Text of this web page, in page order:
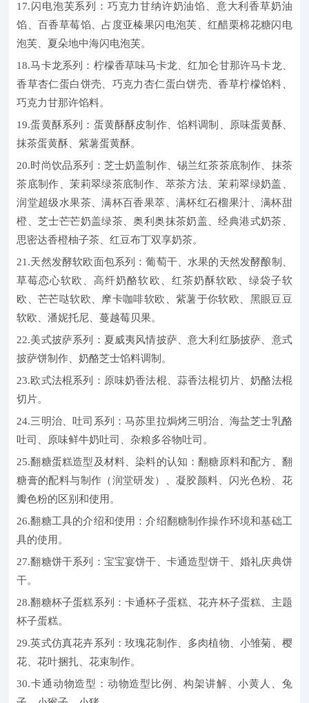
17.闪电泡芙系列：巧克力甘纳许奶油馅、意大利香草奶油
馅、百香草莓馅、占度亚榛果闪电泡芙、红醋栗棉花糖闪电
泡芙、夏朵地中海闪电泡芙。
18.马卡龙系列：柠檬香草味马卡龙、红加仑甘那许马卡龙、
香草杏仁蛋白饼壳、巧克力杏仁蛋白饼壳、香草柠檬馅料、
巧克力甘那许馅料。
19.蛋黄酥系列：蛋黄酥酥皮制作、馅料调制、原味蛋黄酥、
抹茶蛋黄酥、紫薯蛋黄酥。
20.时尚饮品系列：芝士奶盖制作、锡兰红茶茶底制作、抹茶
茶底制作、茉莉翠绿茶底制作、萃茶方法、茉莉翠绿奶盖、
润堂超级水果茶、满杯百香果萃、满杯红石榴果汁、满杯甜
橙、芝士芒芒奶盖绿茶、奥利奥抹茶奶盖、经典港式奶茶、
思密达香橙柚子茶、红豆布丁双享奶茶。
21.天然发酵软欧面包系列：葡萄干、水果的天然发酵酿制、
草莓恋心软欧、高纤奶酪软欧、红茶奶酥软欧、绿袋子软
欧、芒芒哒软欧、摩卡咖啡软欧、紫薯于你软欧、黑眼豆豆
软欧、潘妮托尼、蔓越莓贝果。
22.美式披萨系列：夏威夷风情披萨、意大利红肠披萨、意式
披萨饼制作、奶酪芝士馅料调制。
23.欧式法棍系列：原味奶香法棍、蒜香法棍切片、奶酪法棍
切片。
24.三明治、吐司系列：马苏里拉焗烤三明治、海盐芝士乳酪
吐司、原味鲜牛奶吐司、杂粮多谷物吐司。
25.翻糖蛋糕造型及材料、染料的认知：翻糖原料和配方、翻
糖膏的配料与制作（润堂研发）、凝胶颜料、闪光色粉、花
瓣色粉的区别和使用。
26.翻糖工具的介绍和使用：介绍翻糖制作操作环境和基础工
具的使用。
27.翻糖饼干系列：宝宝宴饼干、卡通造型饼干、婚礼庆典饼
干。
28.翻糖杯子蛋糕系列：卡通杯子蛋糕、花卉杯子蛋糕、主题
杯子蛋糕。
29.英式仿真花卉系列：玫瑰花制作、多肉植物、小雏菊、樱
花、花叶捆扎、花束制作。
30.卡通动物造型：动物造型比例、构架讲解、小黄人、兔